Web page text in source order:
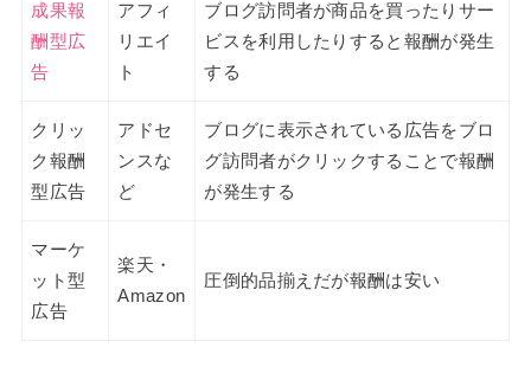
成果報
酬型広
告
アフィ
リエイ
ト
ブログ訪問者が商品を買ったりサー
ビスを利用したりすると報酬が発生
する
クリッ
ク報酬
型広告
アドセ
ンスな
ど
ブログに表示されている広告をブロ
グ訪問者がクリックすることで報酬
が発生する
マーケ
ット型
広告
楽天・
Amazon
圧倒的品揃えだが報酬は安い